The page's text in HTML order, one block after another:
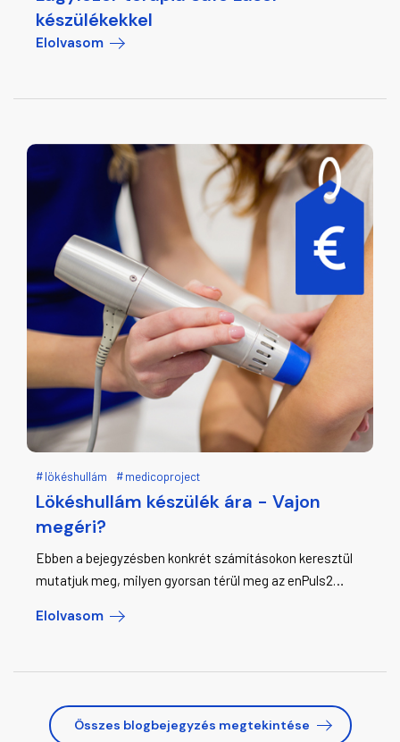
készülékekkel
Elolvasom
lökéshullám medicoproject
Lökéshullám készülék ára - Vajon
megéri?
Ebben a bejegyzésben konkrét számításokon keresztül
mutatjuk meg, milyen gyorsan térül meg az enPuls2
kalkulációk, lízing lehetőségek, valós üzemeltetési
Elolvasom
Összes blogbejegyzés megtekintése